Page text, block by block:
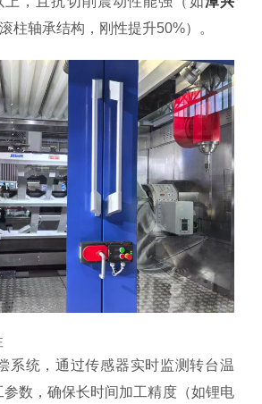
关于我们
柱轴承结构，刚性提升50%）。
统，通过传感器实时监测转台温
数，确保长时间加工精度（如锂电